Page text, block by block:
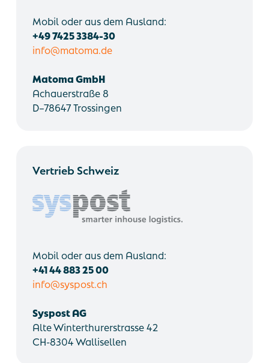
Mobil oder aus dem Ausland:
+49 7425 3384-30
info@matoma.de
Matoma GmbH
Achauerstraße 8
D–78647 Trossingen
Vertrieb Schweiz
Mobil oder aus dem Ausland:
+41 44 883 25 00
info@syspost.ch
Syspost AG
Alte Winterthurerstrasse 42
CH-8304 Wallisellen